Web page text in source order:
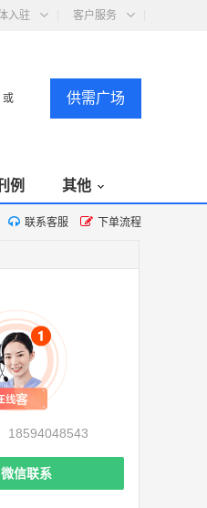
入驻 客户服务
或 供需广场
例 其他
联系客服 下单流程
18594048543
微信联系